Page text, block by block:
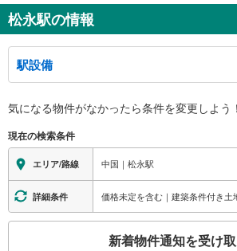
松永駅の情報
駅設備
※段差なしでの移動経路
地上⇔改札⇔ホーム：○
エレベータ
・各ホーム⇔改札
・改札⇔北口
・改札⇔南口
トイレ
気になる物件がなかったら条件を変更しよう！
現在の検索条件
エリア/路線 中国｜松永駅
詳細条件 価格未定を含む｜建築条件付き土
新着物件通知を受け